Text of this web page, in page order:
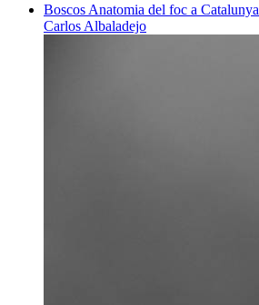
Boscos Anatomia del foc a Catalunya
Carlos Albaladejo